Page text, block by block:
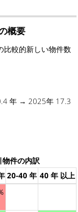
概要
比較的新しい物件数
年 → 2025年 17.3
物件の内訳
20-40 年 40 年 以上